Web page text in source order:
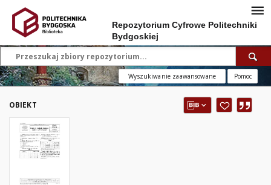
Repozytorium Cyfrowe Politechniki
Bydgoskiej
Wyszukiwanie zaawansowane Pomoc
OBIEKT